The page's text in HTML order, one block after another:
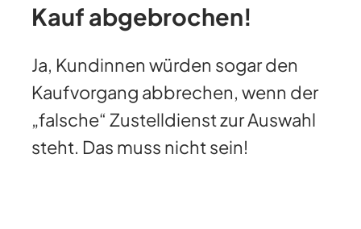
Kauf abgebrochen!
Ja, Kundinnen würden sogar den
Kaufvorgang abbrechen, wenn der
„falsche“ Zustelldienst zur Auswahl
steht. Das muss nicht sein!